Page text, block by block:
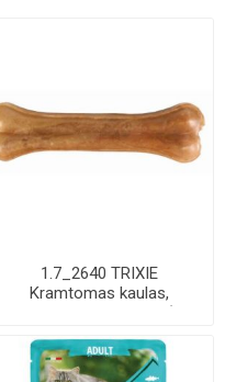
1.7_2640 TRIXIE
Kramtomas kaulas,
presuotas, 13 cm, 60 g (pa...